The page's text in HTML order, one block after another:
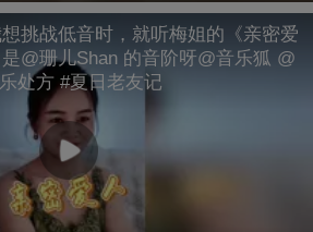
想挑战低音时，就听梅姐的《亲密爱
@珊儿Shan 的音阶呀@音乐狐 @
处方 #夏日老友记